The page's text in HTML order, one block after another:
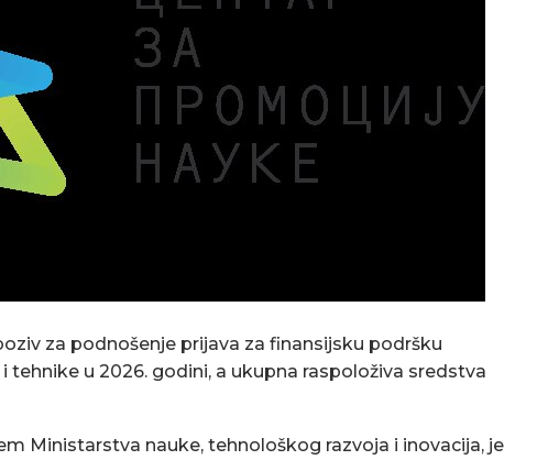
za podnošenje prijava za finansijsku podršku
u 2026. godini, a ukupna raspoloživa sredstva
Ministarstva nauke, tehnološkog razvoja i inovacija, je